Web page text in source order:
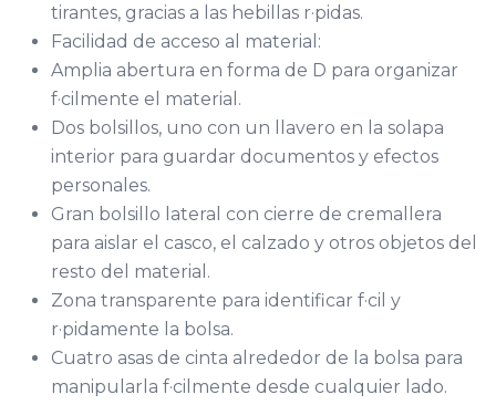
tirantes, gracias a las hebillas r·pidas.
Facilidad de acceso al material:
Amplia abertura en forma de D para organizar
f·cilmente el material.
Dos bolsillos, uno con un llavero en la solapa
interior para guardar documentos y efectos
personales.
Gran bolsillo lateral con cierre de cremallera
para aislar el casco, el calzado y otros objetos del
resto del material.
Zona transparente para identificar f·cil y
r·pidamente la bolsa.
Cuatro asas de cinta alrededor de la bolsa para
manipularla f·cilmente desde cualquier lado.